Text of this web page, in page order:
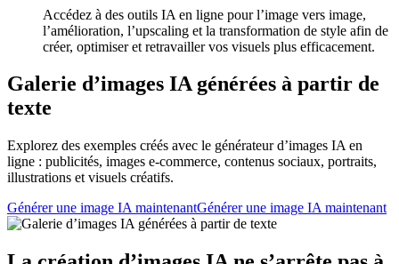
Accédez à des outils IA en ligne pour l’image vers image,
l’amélioration, l’upscaling et la transformation de style afin de
créer, optimiser et retravailler vos visuels plus efficacement.
Galerie d’images IA générées à partir de
texte
Explorez des exemples créés avec le générateur d’images IA en
ligne : publicités, images e-commerce, contenus sociaux, portraits,
illustrations et visuels créatifs.
Générer une image IA maintenantGénérer une image IA maintenant